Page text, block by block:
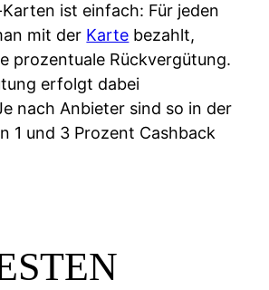
ist einfach: Für jeden
mit der Karte bezahlt,
prozentuale Rückvergütung.
erfolgt dabei
nach Anbieter sind so in der
1 und 3 Prozent Cashback